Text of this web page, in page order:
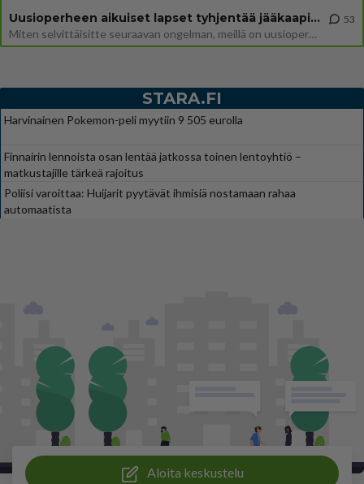
Uusioperheen aikuiset lapset tyhjentää jääkaapin käydessään
Miten selvittäisitte seuraavan ongelman, meillä on uusioperhe, minulla teini-ikäiset lapset ja puolisolla aikuiset, jotk
53
STARA.FI
Harvinainen Pokemon-peli myytiin 9 505 eurolla
Finnairin lennoista osan lentää jatkossa toinen lentoyhtiö –
matkustajille tärkeä rajoitus
Poliisi varoittaa: Huijarit pyytävät ihmisiä nostamaan rahaa
automaatista
Aloita keskustelu